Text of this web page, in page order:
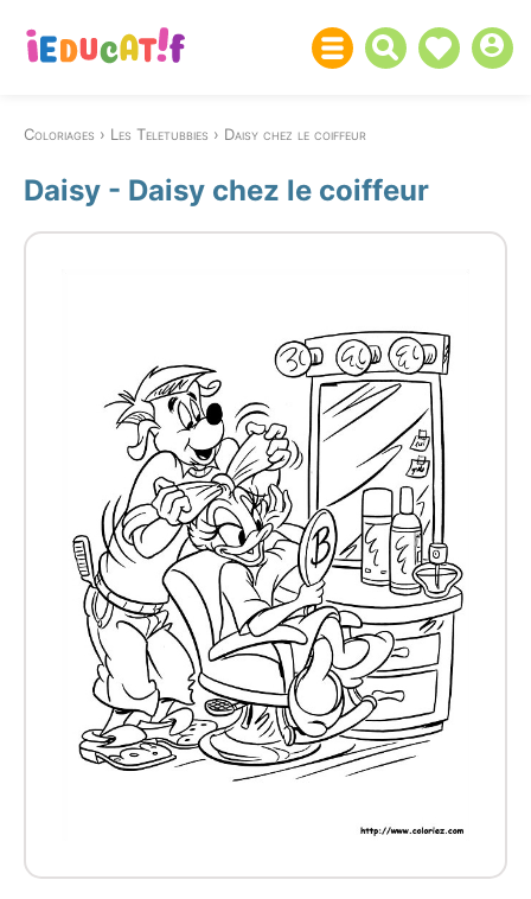
Coloriages Les Teletubbies Daisy chez le coiffeur
Daisy - Daisy chez le coiffeur